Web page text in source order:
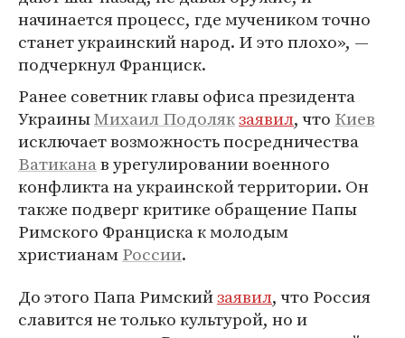
начинается процесс, где мучеником точно
станет украинский народ. И это плохо», —
подчеркнул Франциск.
Ранее советник главы офиса президента
УкраиныМихаил Подолякзаявил, что Киев
исключает возможность посредничества
Ватиканав урегулировании военного
конфликта на украинской территории. Он
также подверг критике обращение Папы
Римского Франциска к молодым
христианамРоссии.
До этого Папа Римскийзаявил, что Россия
славится не только культурой, но и